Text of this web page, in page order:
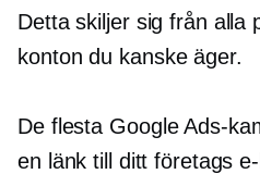
Detta skiljer sig från alla
konton du kanske äger.
De flesta Google Ads-
en länk till ditt företags